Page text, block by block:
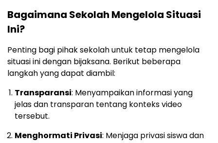
Bagaimana Sekolah Mengelola Situasi
Ini?
Penting bagi pihak sekolah untuk tetap mengelola
situasi ini dengan bijaksana. Berikut beberapa
langkah yang dapat diambil:
Transparansi: Menyampaikan informasi yang
jelas dan transparan tentang konteks video
tersebut.
Menghormati Privasi: Menjaga privasi siswa dan